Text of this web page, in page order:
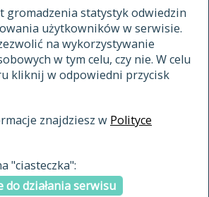
gromadzenia statystyk odwiedzin
użytkowników w serwisie.
na wykorzystywanie
w tym celu, czy nie. W celu
kliknij w odpowiedni przycisk
znajdziesz w Polityce
"ciasteczka":
do działania serwisu